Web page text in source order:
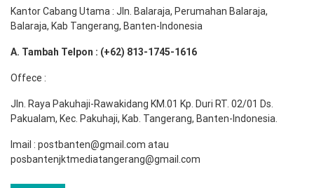
Kantor Cabang Utama : Jln. Balaraja, Perumahan Balaraja,
Balaraja, Kab Tangerang, Banten-Indonesia
A. Tambah Telpon : (+62) 813-1745-1616
Offece :
Jln. Raya Pakuhaji-Rawakidang KM.01 Kp. Duri RT. 02/01 Ds.
Pakualam, Kec. Pakuhaji, Kab. Tangerang, Banten-Indonesia.
Imail : postbanten@gmail.com atau
posbantenjktmediatangerang@gmail.com